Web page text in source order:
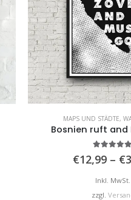
MAPS UND STÄDTE,
Bosnien ruft and
€12,99 – €
Inkl. MwSt.
zzgl.